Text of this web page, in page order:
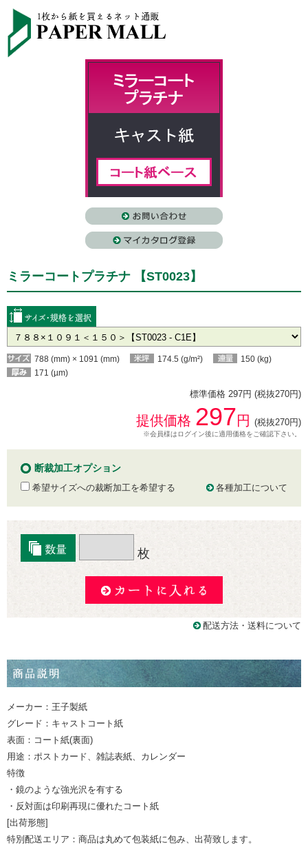
ミラーコートプラチナ 【ST0023】
788 (mm) × 1091 (mm) 174.5 (g/m²)
150 (kg)
171 (µm)
標準価格 297円 (税抜270円)
提供価格 297円 (税抜270円)
※会員様はログイン後に適用価格をご確認下さい。
断裁加工オプション
希望サイズへの裁断加工を希望する 各種加工について
枚
配送方法・送料について
メーカー：王子製紙
グレード：キャストコート紙
表面：コート紙(裏面)
用途：ポストカード、雑誌表紙、カレンダー
特徴
・鏡のような強光沢を有する
・反対面は印刷再現に優れたコート紙
[出荷形態]
特別配送エリア：商品は丸めて包装紙に包み、出荷致します。